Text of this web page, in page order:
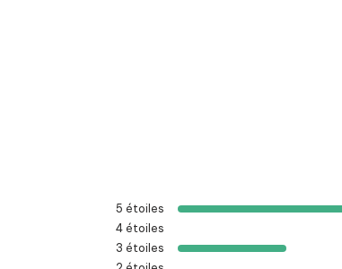
5 étoiles
4 étoiles
3 étoiles